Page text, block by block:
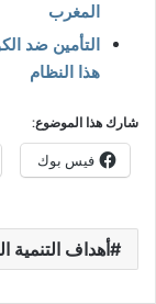
المغرب
هذا النظام
شارك هذا الموضوع:
فيس بوك
أهداف التنمية